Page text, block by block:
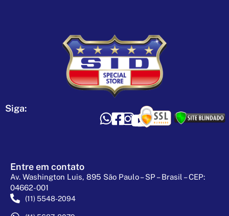
Siga:
Entre em contato
Av. Washington Luis, 895 São Paulo – SP – Brasil – CEP:
04662-001
(11) 5548-2094